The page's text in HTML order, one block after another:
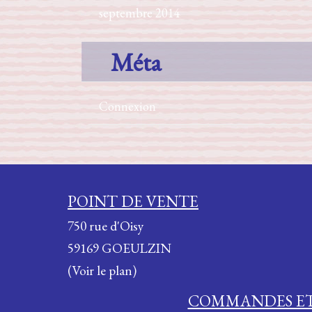
septembre 2014
Méta
Connexion
POINT DE VENTE
750 rue d'Oisy
59169 GOEULZIN
(Voir le plan)
COMMANDES